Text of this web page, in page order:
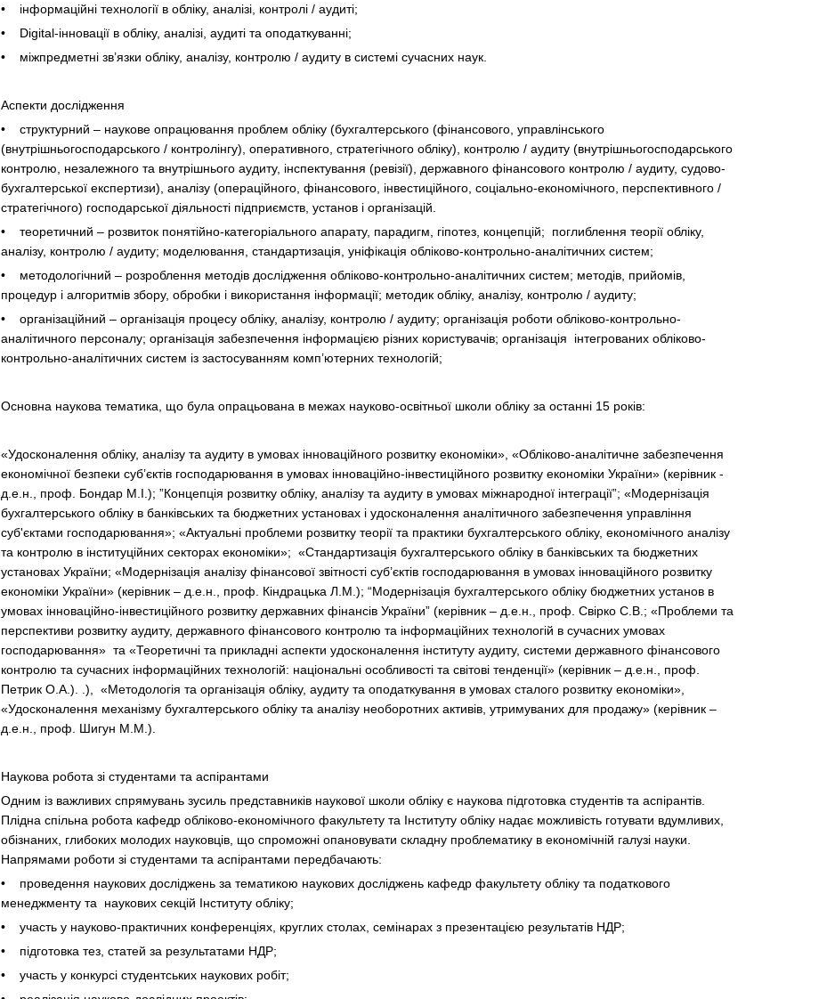
• інформаційні технології в обліку, аналізі, контролі / аудиті;
• Digital-інновації в обліку, аналізі, аудиті та оподаткуванні;
• міжпредметні зв’язки обліку, аналізу, контролю / аудиту в системі сучасних наук.
Аспекти дослідження
• структурний – наукове опрацювання проблем обліку (бухгалтерського (фінансового, управлінського
(внутрішньогосподарського / контролінгу), оперативного, стратегічного обліку), контролю / аудиту (внутрішньогосподарського
контролю, незалежного та внутрішнього аудиту, інспектування (ревізії), державного фінансового контролю / аудиту, судово-
бухгалтерської експертизи), аналізу (операційного, фінансового, інвестиційного, соціально-економічного, перспективного /
стратегічного) господарської діяльності підприємств, установ і організацій.
• теоретичний – розвиток понятійно-категоріального апарату, парадигм, гіпотез, концепцій; поглиблення теорії обліку,
аналізу, контролю / аудиту; моделювання, стандартизація, уніфікація обліково-контрольно-аналітичних систем;
• методологічний – розроблення методів дослідження обліково-контрольно-аналітичних систем; методів, прийомів,
процедур і алгоритмів збору, обробки і використання інформації; методик обліку, аналізу, контролю / аудиту;
• організаційний – організація процесу обліку, аналізу, контролю / аудиту; організація роботи обліково-контрольно-
аналітичного персоналу; організація забезпечення інформацією різних користувачів; організація інтегрованих обліково-
контрольно-аналітичних систем із застосуванням комп’ютерних технологій;
Основна наукова тематика, що була опрацьована в межах науково-освітньої школи обліку за останні 15 років:
«Удосконалення обліку, аналізу та аудиту в умовах інноваційного розвитку економіки», «Обліково-аналітичне забезпечення
економічної безпеки суб’єктів господарювання в умовах інноваційно-інвестиційного розвитку економіки України» (керівник -
д.е.н., проф. Бондар М.І.); ”Концепція розвитку обліку, аналізу та аудиту в умовах міжнародної інтеграції”; «Модернізація
бухгалтерського обліку в банківських та бюджетних установах і удосконалення аналітичного забезпечення управління
суб'єктами господарювання»; «Актуальні проблеми розвитку теорії та практики бухгалтерського обліку, економічного аналізу
та контролю в інституційних секторах економіки»; «Стандартизація бухгалтерського обліку в банківських та бюджетних
установах України; «Модернізація аналізу фінансової звітності суб’єктів господарювання в умовах інноваційного розвитку
економіки України» (керівник – д.е.н., проф. Кіндрацька Л.М.); “Модернізація бухгалтерського обліку бюджетних установ в
умовах інноваційно-інвестиційного розвитку державних фінансів України” (керівник – д.е.н., проф. Свірко С.В.; «Проблеми та
перспективи розвитку аудиту, державного фінансового контролю та інформаційних технологій в сучасних умовах
господарювання» та «Теоретичні та прикладні аспекти удосконалення інституту аудиту, системи державного фінансового
контролю та сучасних інформаційних технологій: національні особливості та світові тенденції» (керівник – д.е.н., проф.
Петрик О.А.). .), «Методологія та організація обліку, аудиту та оподаткування в умовах сталого розвитку економіки»,
«Удосконалення механізму бухгалтерського обліку та аналізу необоротних активів, утримуваних для продажу» (керівник –
д.е.н., проф. Шигун М.М.).
Наукова робота зі студентами та аспірантами
Одним із важливих спрямувань зусиль представників наукової школи обліку є наукова підготовка студентів та аспірантів.
Плідна спільна робота кафедр обліково-економічного факультету та Інституту обліку надає можливість готувати вдумливих,
обізнаних, глибоких молодих науковців, що спроможні опановувати складну проблематику в економічній галузі науки.
Напрямами роботи зі студентами та аспірантами передбачають:
• проведення наукових досліджень за тематикою наукових досліджень кафедр факультету обліку та податкового
менеджменту та наукових секцій Інституту обліку;
• участь у науково-практичних конференціях, круглих столах, семінарах з презентацією результатів НДР;
• підготовка тез, статей за результатами НДР;
• участь у конкурсі студентських наукових робіт;